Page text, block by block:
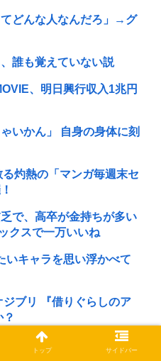
どんな人なんだろ」→グ
誰も覚えていない説
、明日興行収入1兆円
いかん」 自身の身体に刻
灼熱の「マンガ毎週末セ
で、高卒が金持ちが多い
クスで一万いいね
いキャラを思い浮かべて
ブリ 『借りぐらしのア
んぽが流れる放送事故が
トップ サイドバー